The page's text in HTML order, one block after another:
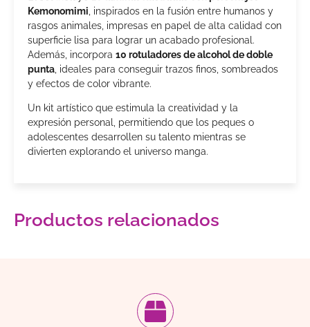
Kemonomimi , inspirados en la fusión entre humanos y
rasgos animales, impresas en papel de alta calidad con
superficie lisa para lograr un acabado profesional.
Además, incorpora 10 rotuladores de alcohol de doble
punta , ideales para conseguir trazos finos, sombreados
y efectos de color vibrante.
Un kit artístico que estimula la creatividad y la
expresión personal, permitiendo que los peques o
adolescentes desarrollen su talento mientras se
divierten explorando el universo manga.
Productos relacionados